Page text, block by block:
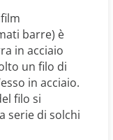
barre) è
in acciaio
un filo di
in acciaio.
filo si
serie di solchi